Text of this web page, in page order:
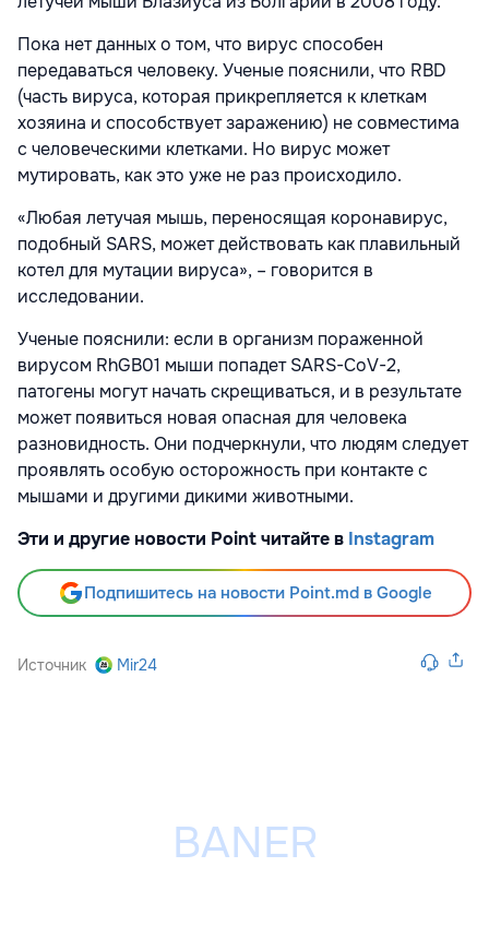
Пока нет данных о том, что вирус способен
передаваться человеку. Ученые пояснили, что RBD
(часть вируса, которая прикрепляется к клеткам
хозяина и способствует заражению) не совместима
с человеческими клетками. Но вирус может
мутировать, как это уже не раз происходило.
«Любая летучая мышь, переносящая коронавирус,
подобный SARS, может действовать как плавильный
котел для мутации вируса», – говорится в
исследовании.
Ученые пояснили: если в организм пораженной
вирусом RhGB01 мыши попадет SARS-CoV-2,
патогены могут начать скрещиваться, и в результате
может появиться новая опасная для человека
разновидность. Они подчеркнули, что людям следует
проявлять особую осторожность при контакте с
мышами и другими дикими животными.
Эти и другие новости Point читайте в Instagram
Подпишитесь на новости Point.md в Google
Источник Mir24